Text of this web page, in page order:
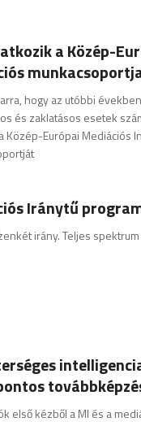
a Közép-
hogy az utóbbi
és zaklatásos esetek
Közép-Európai Mediációs
Iránytű
irány. Teljes
első kézből a MI és a